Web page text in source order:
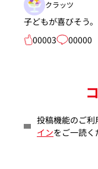
クラッツ
子どもが喜びそう
00003
00000
投稿機能のご利
インをご一読く